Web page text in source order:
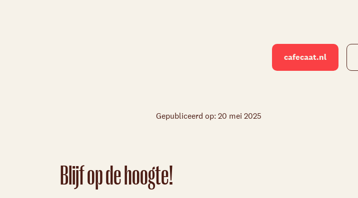
cafecaat.nl
Gepubliceerd op: 20 mei 2025
Blijf op de hoogte!